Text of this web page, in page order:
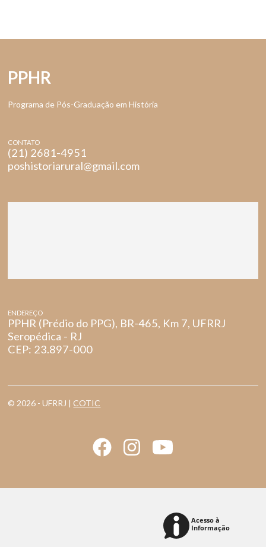
PPHR
Programa de Pós-Graduação em História
CONTATO
(21) 2681-4951
poshistoriarural@gmail.com
ENDEREÇO
PPHR (Prédio do PPG), BR-465, Km 7, UFRRJ
Seropédica - RJ
CEP: 23.897-000
© 2026 - UFRRJ |COTIC